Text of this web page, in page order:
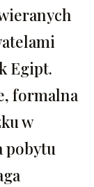
Egipt.
formalna
w
pobytu